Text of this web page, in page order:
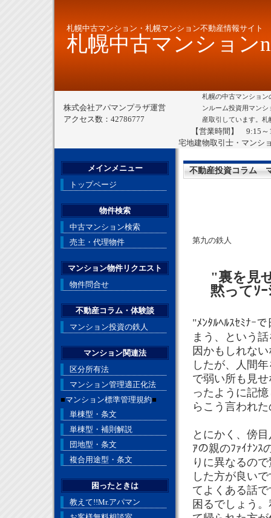
札幌中古マンション・札幌マンション不動産情報サイト
札幌中古マンション
株式会社アパマンプラザ運営
アクセス数：42786777
札幌の中古マンショ
ンルーム投資用マン
産取引しています。
【営業時間】 9:15
宅地建物取引士・マンシ
不動産投資コラム
第九の鉄人
"裏を見
黙ってｿ
"ﾒﾝﾀﾙﾍﾙｽｾﾐﾅｰ
まう、という
因かもしれな
したが、人間
で弱い所も見
ったように記
らこう言われ
とにかく、傍
ｱの親のﾌｧｲﾅﾝｽ
りに異なるの
した方が良い
てよくある話
困るでしょう
メインメニュー
トップページ
物件検索
中古マンション検索
売主・代理物件
マンション物件リクエスト
物件問合せ
不動産コラム・体験談
マンション投資の鉄人
マンション関連法
区分所有法
マンション管理適正化法
■マンション標準管理規約■
単棟型・条文
単棟型・補則解説
団地型・条文
複合用途型・条文
困ったときは
教えて!!Mr.アパマン